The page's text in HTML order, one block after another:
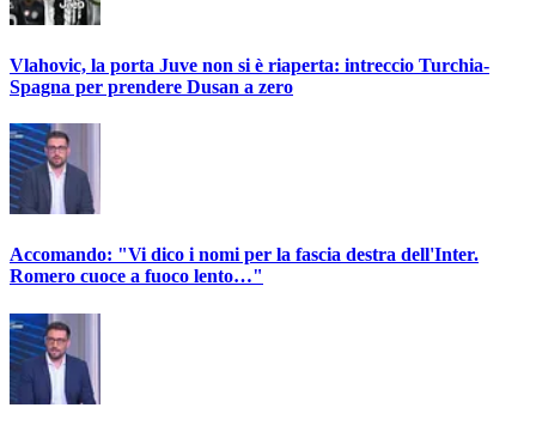
Vlahovic, la porta Juve non si è riaperta: intreccio Turchia-
Spagna per prendere Dusan a zero
Accomando: "Vi dico i nomi per la fascia destra dell'Inter.
Romero cuoce a fuoco lento…"